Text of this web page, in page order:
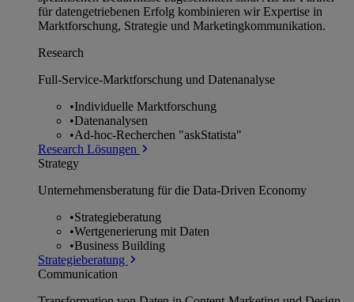
für datengetriebenen Erfolg kombinieren wir Expertise in
Marktforschung, Strategie und Marketingkommunikation.
Research
Full-Service-Marktforschung und Datenanalyse
•Individuelle Marktforschung
•Datenanalysen
•Ad-hoc-Recherchen "askStatista"
Research Lösungen
Strategy
Unternehmens­beratung für die Data-Driven Economy
•Strategieberatung
•Wertgenerierung mit Daten
•Business Building
Strategieberatung
Communication